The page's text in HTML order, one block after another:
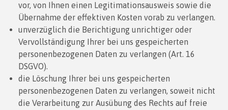
vor, von Ihnen einen Legitimationsausweis sowie die
Übernahme der effektiven Kosten vorab zu verlangen.
unverzüglich die Berichtigung unrichtiger oder
Vervollständigung Ihrer bei uns gespeicherten
personenbezogenen Daten zu verlangen (Art. 16
DSGVO).
die Löschung Ihrer bei uns gespeicherten
personenbezogenen Daten zu verlangen, soweit nicht
die Verarbeitung zur Ausübung des Rechts auf freie